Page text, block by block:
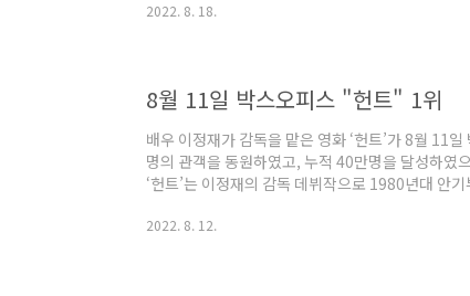
용의 출현'은 관객 손익분기점 600만명을 돌파하고
2022. 8. 18.
8월 11일 박스오피스 "헌트" 1위
배우 이정재가 감독을 맡은 영화 ‘헌트’가 8월 11
명의 관객을 동원하였고, 누적 40만명을 달성하였
‘헌트’는 이정재의 감독 데뷔작으로 1980년대 안
산:용의 출현'은 관객 500만명을 돌파한 후 손익분
2022. 8. 12.